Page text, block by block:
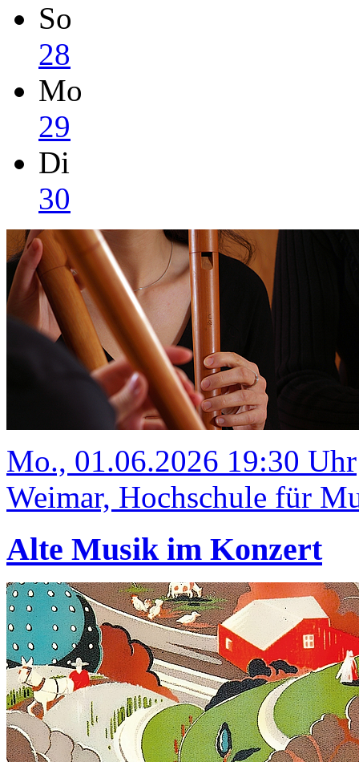
So
28
Mo
29
Di
30
Mo., 01.06.2026 19:30 Uhr
Weimar, Hochschule für
Alte Musik im Konzert